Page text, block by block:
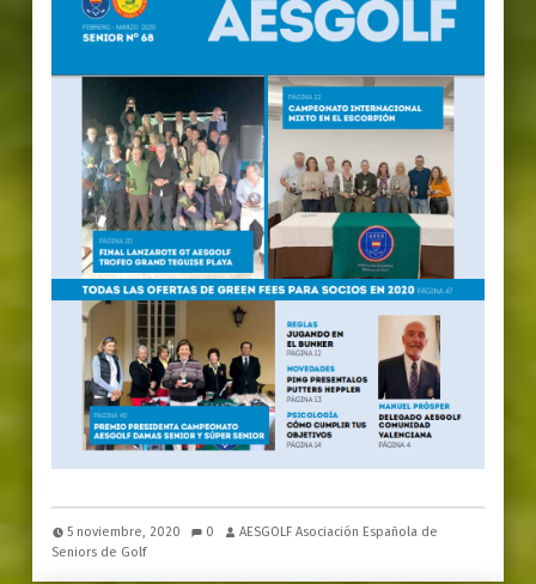
5 noviembre, 2020 0
AESGOLF Asociación Española de
Seniors de Golf